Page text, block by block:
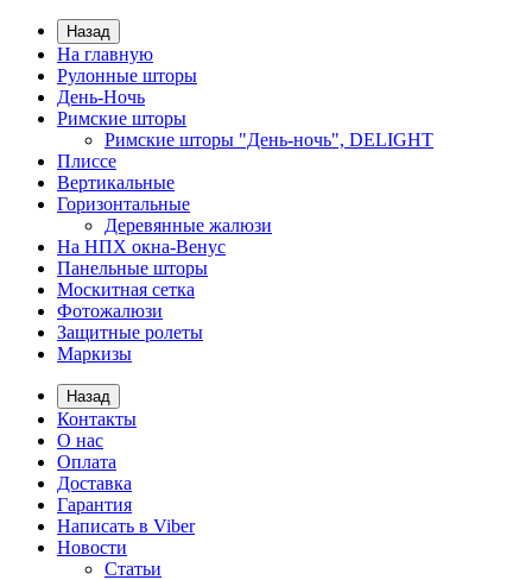
Назад
На главную
Рулонные шторы
День-Ночь
Римские шторы
Римские шторы "День-ночь", DELIGHT
Плиссе
Вертикальные
Горизонтальные
Деревянные жалюзи
На НПХ окна-Венус
Панельные шторы
Москитная сетка
Фотожалюзи
Защитные ролеты
Маркизы
Назад
Контакты
О нас
Оплата
Доставка
Гарантия
Написать в Viber
Новости
Статьи